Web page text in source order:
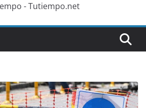
- Tutiempo.net